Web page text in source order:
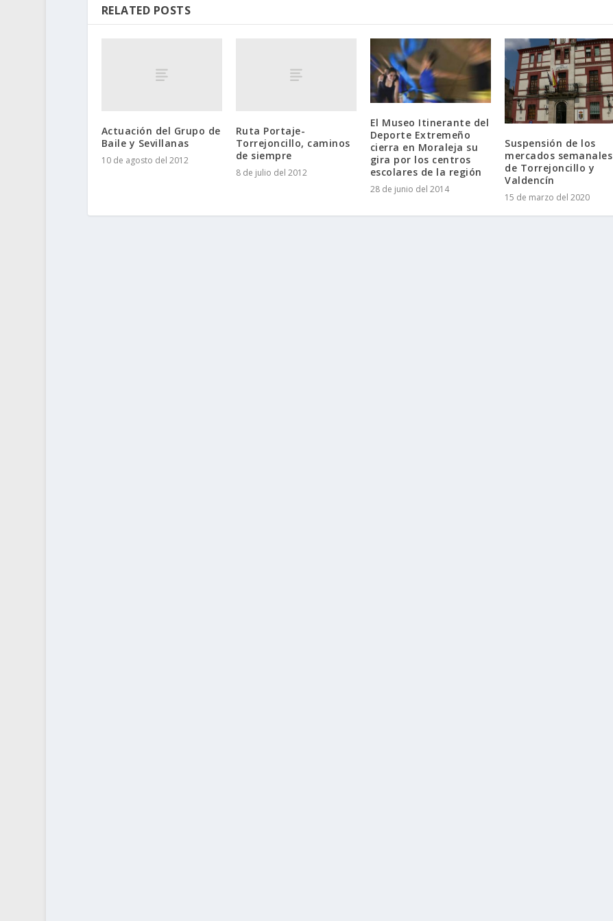
RELATED POSTS
Actuación del Grupo de
Baile y Sevillanas
10 de agosto del 2012
Ruta Portaje-
Torrejoncillo, caminos
de siempre
8 de julio del 2012
El Museo Itinerante del
Deporte Extremeño
cierra en Moraleja su
gira por los centros
escolares de la región
28 de junio del 2014
Suspensión de los
mercados semanales
de Torrejoncillo y
Valdencín
15 de marzo del 2020